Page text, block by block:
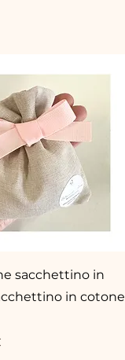
sacchettino in
in cotone